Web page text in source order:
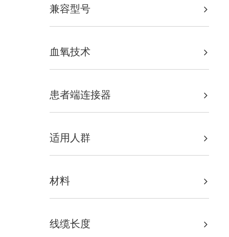
兼容型号
血氧技术
患者端连接器
适用人群
材料
线缆长度